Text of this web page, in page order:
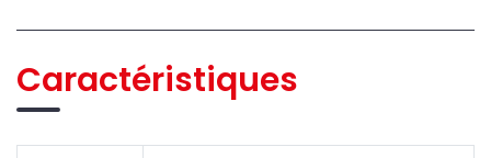
Caractéristiques